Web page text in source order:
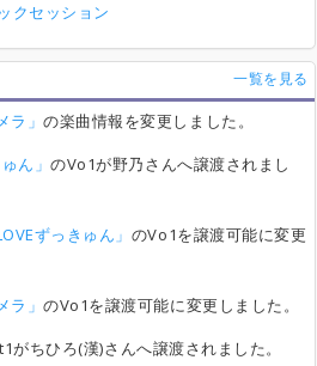
クセッション
一覧を見る
ラ」の楽曲情報を変更しました。
ゅん」のVo1が野乃さんへ譲渡されまし
ずっきゅん」 のVo1を譲渡可能に変更
ラ」のVo1を譲渡可能に変更しました。
がちひろ(漢)さんへ譲渡されました。